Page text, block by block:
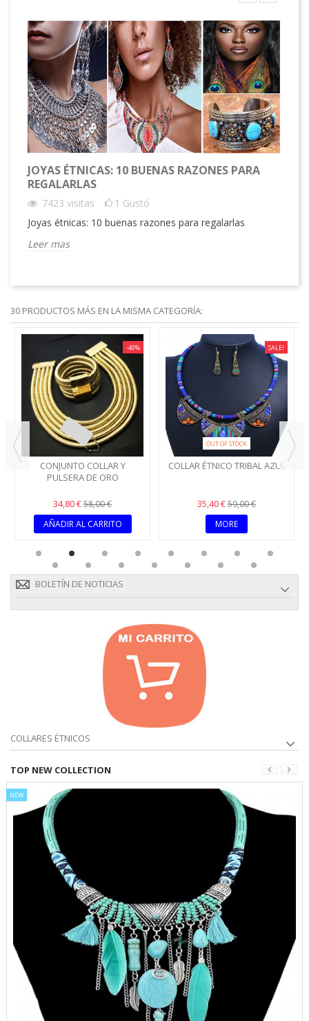
JOYAS ÉTNICAS: 10 BUENAS RAZONES PARA
REGALARLAS
7423 visitas 1 Gustó
Joyas étnicas: 10 buenas razones para regalarlas
Leer mas
30 PRODUCTOS MÁS EN LA MISMA CATEGORÍA:
-40%
CONJUNTO COLLAR Y
PULSERA DE ORO
34,80 €58,00 €
AÑADIR AL CARRITO
SALE!
OUT OF STOCK
COLLAR ÉTNICO TRIBAL AZUL
35,40 €59,00 €
MORE
BOLETÍN DE NOTICIAS
COLLARES ÉTNICOS
TOP NEW COLLECTION
NEW